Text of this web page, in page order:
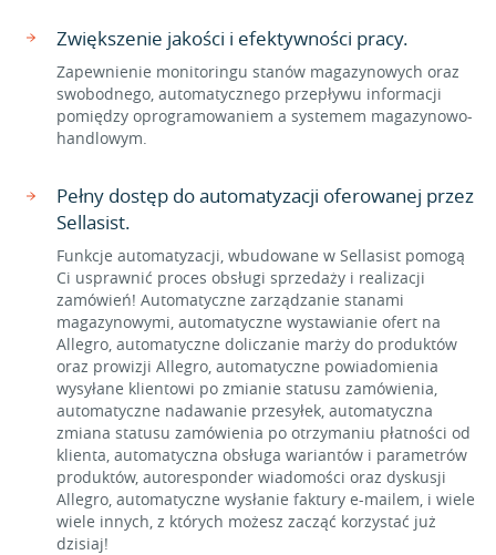
Zwiększenie jakości i efektywności pracy.
Zapewnienie monitoringu stanów magazynowych oraz
swobodnego, automatycznego przepływu informacji
pomiędzy oprogramowaniem a systemem magazynowo-
handlowym.
Pełny dostęp do automatyzacji oferowanej przez
Sellasist.
Funkcje automatyzacji, wbudowane w Sellasist pomogą
Ci usprawnić proces obsługi sprzedaży i realizacji
zamówień! Automatyczne zarządzanie stanami
magazynowymi, automatyczne wystawianie ofert na
Allegro, automatyczne doliczanie marży do produktów
oraz prowizji Allegro, automatyczne powiadomienia
wysyłane klientowi po zmianie statusu zamówienia,
automatyczne nadawanie przesyłek, automatyczna
zmiana statusu zamówienia po otrzymaniu płatności od
klienta, automatyczna obsługa wariantów i parametrów
produktów, autoresponder wiadomości oraz dyskusji
Allegro, automatyczne wysłanie faktury e-mailem, i wiele
wiele innych, z których możesz zacząć korzystać już
dzisiaj!